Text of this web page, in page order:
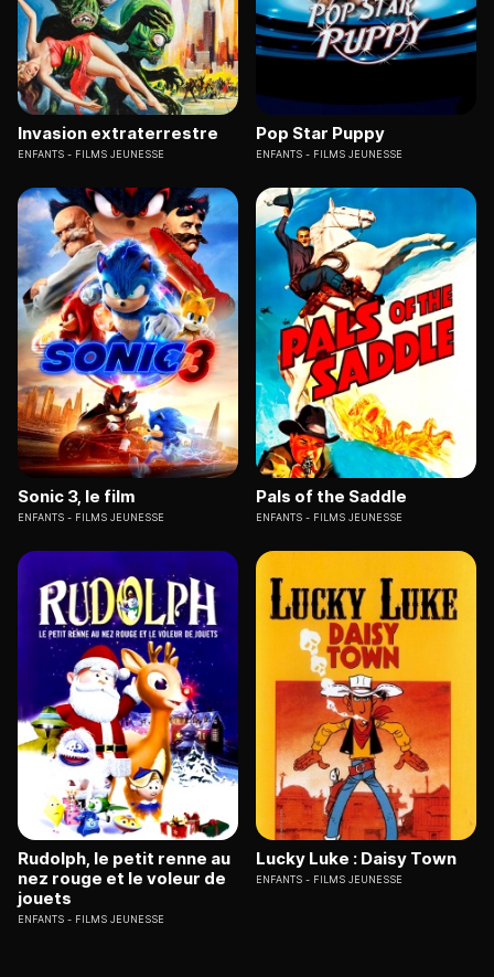
Invasion extraterrestre
ENFANTS FILMS JEUNESSE
Pop Star Puppy
ENFANTS FILMS JEUNESSE
Sonic 3, le film
ENFANTS FILMS JEUNESSE
Pals of the Saddle
ENFANTS FILMS JEUNESSE
Rudolph, le petit renne au
nez rouge et le voleur de
jouets
ENFANTS FILMS JEUNESSE
Lucky Luke : Daisy Town
ENFANTS FILMS JEUNESSE